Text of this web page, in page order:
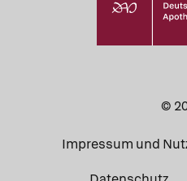
©
Impressum und